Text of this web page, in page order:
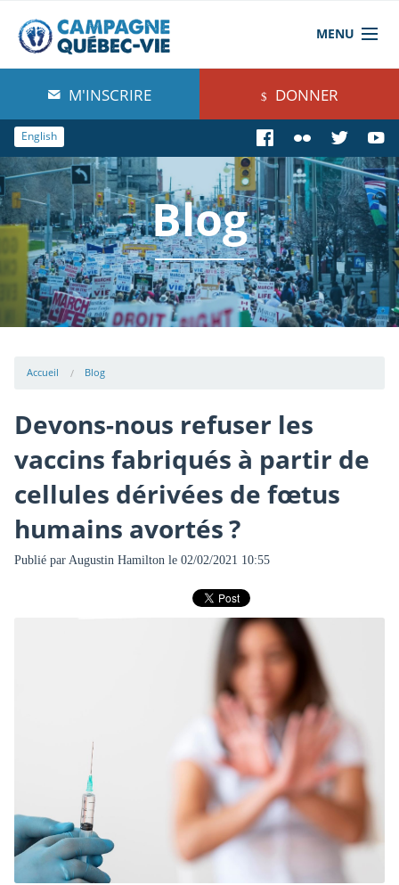
MENU
À propos de nous
Blog
Comprendre
Agir
Boutique
M'INSCRIRE DONNER
English
Blog
Accueil Blog
Devons-nous refuser les
vaccins fabriqués à partir de
cellules dérivées de fœtus
humains avortés ?
Publié par Augustin Hamilton le 02/02/2021 10:55